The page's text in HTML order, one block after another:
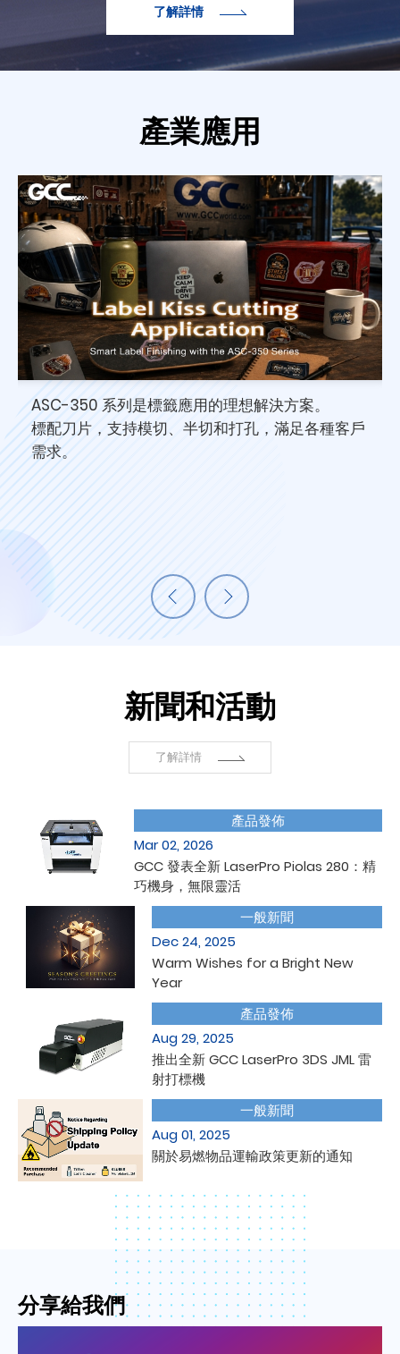
了解詳情
產業應用
ASC-350 系列是標籤應用的理想解決方案。
標配刀片，支持模切、半切和打孔，滿足各種客戶
需求。
新聞和活動
了解詳情
產品發佈
Mar 02, 2026
GCC 發表全新 LaserPro Piolas 280：精
巧機身，無限靈活
一般新聞
Dec 24, 2025
Warm Wishes for a Bright New
Year
產品發佈
Aug 29, 2025
推出全新 GCC LaserPro 3DS JML 雷
射打標機
一般新聞
Aug 01, 2025
關於易燃物品運輸政策更新的通知
GCC SUPPORT
分享給我們